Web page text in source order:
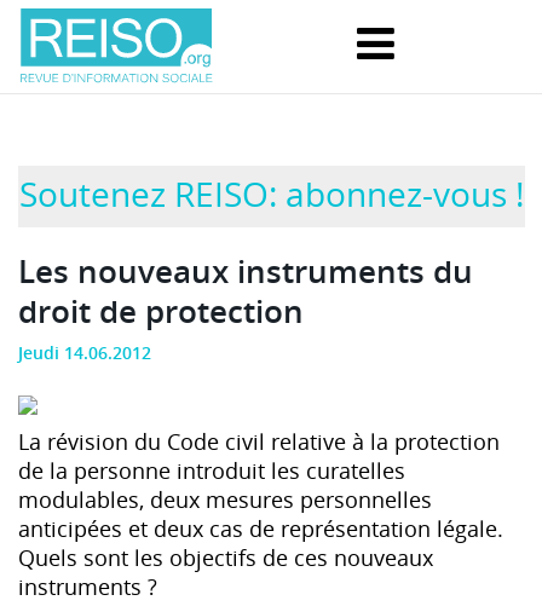
Soutenez REISO: abonnez-vous !
Les nouveaux instruments du
droit de protection
Jeudi 14.06.2012
La révision du Code civil relative à la protection
de la personne introduit les curatelles
modulables, deux mesures personnelles
anticipées et deux cas de représentation légale.
Quels sont les objectifs de ces nouveaux
instruments ?